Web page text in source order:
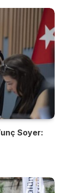
Soyer: